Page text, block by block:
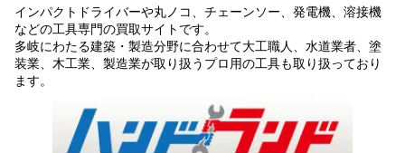
インパクトドライバーや丸ノコ、チェーンソー、発電機、溶接機
などの工具専門の買取サイトです。
多岐にわたる建築・製造分野に合わせて大工職人、水道業者、塗
装業、木工業、製造業が取り扱うプロ用の工具も取り扱っており
ます。